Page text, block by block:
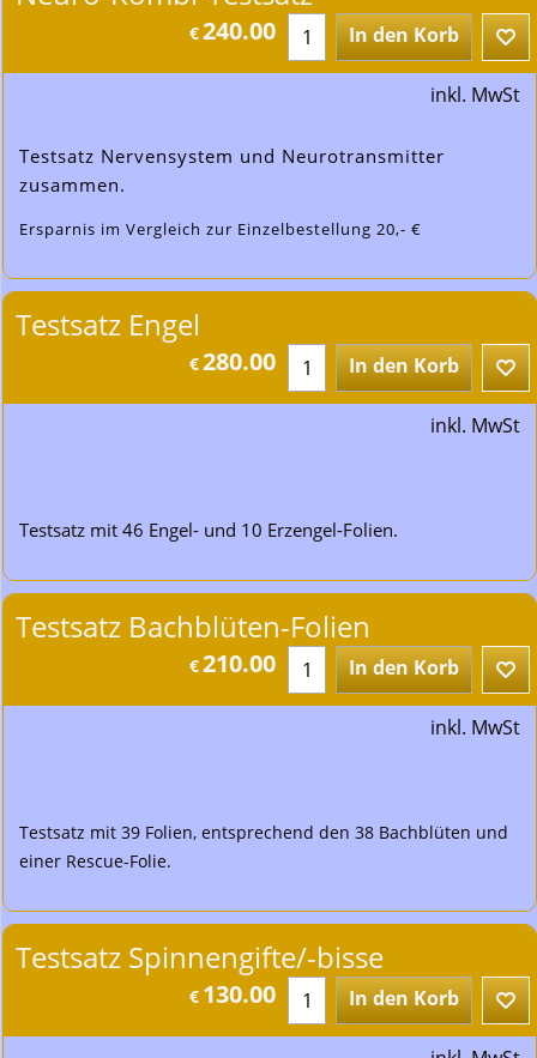
€240.00 In den Korb
inkl. MwSt
Testsatz Nervensystem und Neurotransmitter
zusammen.
Ersparnis im Vergleich zur Einzelbestellung 20,- €
Testsatz Engel
€280.00 In den Korb
inkl. MwSt
Testsatz mit 46 Engel- und 10 Erzengel-Folien.
Testsatz Bachblüten-Folien
€210.00 In den Korb
inkl. MwSt
Testsatz mit 39 Folien, entsprechend den 38 Bachblüten und
einer Rescue-Folie.
Testsatz Spinnengifte/-bisse
€ 130.00 In den Korb